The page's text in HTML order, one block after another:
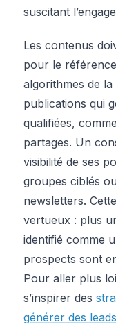
suscitant
Les contenus
pour le
algorithmes de
publications qui
qualifiées,
partages. Un
visibilité de ses
groupes ciblés
newsletters.
vertueux : plus
identifié comme
prospects sont
Pour aller plus
s’inspirer des
générer des leads